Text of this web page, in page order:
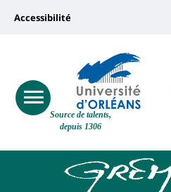
Source de talents,
depuis 1306
Université
responsive
menu
button
Université
vers
page
accessibilité
Accessibilité
Université